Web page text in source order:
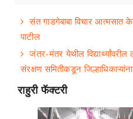
संत गाडगेबाबा विचार आत्मसात
पाटील
जंतर-मंतर येथील विद्यार्थ्यांवरील
संरक्षण समितीकडून
राहुरी फॅक्टरी